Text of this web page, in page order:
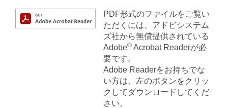
PDF形式のファイルをご覧い
ただくには、アドビシステム
ズ社から無償提供されている
Adobe®Acrobat Readerが必
要です。
Adobe Readerをお持ちでな
い方は、左のボタンをクリッ
クしてダウンロードしてくだ
さい。